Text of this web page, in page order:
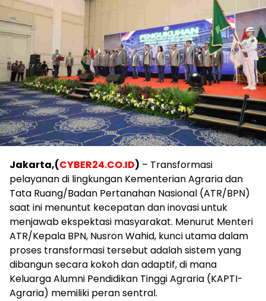
Jakarta,(CYBER24.CO.ID) – Transformasi
pelayanan di lingkungan Kementerian Agraria dan
Tata Ruang/Badan Pertanahan Nasional (ATR/BPN)
saat ini menuntut kecepatan dan inovasi untuk
menjawab ekspektasi masyarakat. Menurut Menteri
ATR/Kepala BPN, Nusron Wahid, kunci utama dalam
proses transformasi tersebut adalah sistem yang
dibangun secara kokoh dan adaptif, di mana
Keluarga Alumni Pendidikan Tinggi Agraria (KAPTI-
Agraria) memiliki peran sentral.